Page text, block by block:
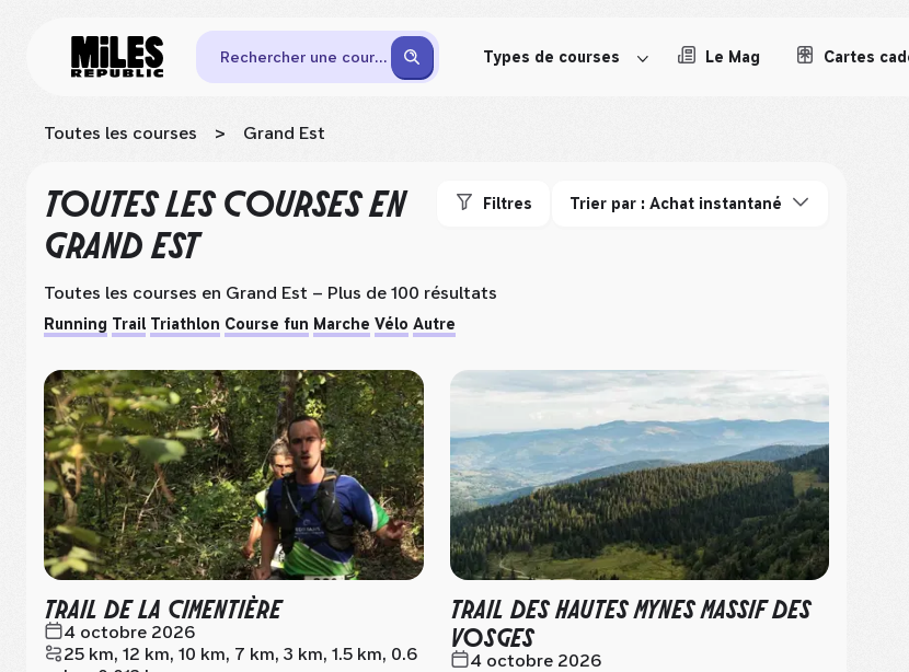
Rechercher une course Types de courses Le Mag Cartes
Toutes les courses > Grand Est
TOUTES LES COURSESEN
GRAND EST
Filtres Trier par : Achat instantané
Toutes les courses en Grand Est – Plus de 100 résultats
Running Trail Triathlon Course fun Marche Vélo Autre
TRAIL DE LA CIMENTIÈRE
4 octobre 2026
25 km, 12 km, 10 km, 7 km, 3 km, 1.5 km, 0.6
TRAIL DES HAUTES MYNES MASSIF DES
VOSGES
4 octobre 2026